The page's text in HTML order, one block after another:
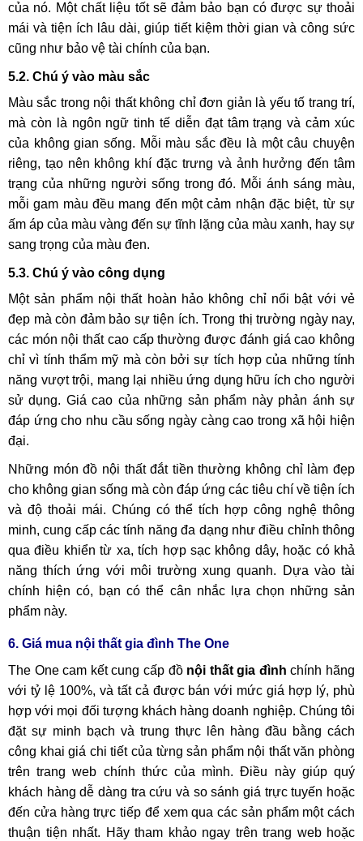
của nó. Một chất liệu tốt sẽ đảm bảo bạn có được sự thoải
mái và tiện ích lâu dài, giúp tiết kiệm thời gian và công sức
cũng như bảo vệ tài chính của bạn.
5.2. Chú ý vào màu sắc
Màu sắc trong nội thất không chỉ đơn giản là yếu tố trang trí,
mà còn là ngôn ngữ tinh tế diễn đạt tâm trạng và cảm xúc
của không gian sống. Mỗi màu sắc đều là một câu chuyện
riêng, tạo nên không khí đặc trưng và ảnh hưởng đến tâm
trạng của những người sống trong đó. Mỗi ánh sáng màu,
mỗi gam màu đều mang đến một cảm nhận đặc biệt, từ sự
ấm áp của màu vàng đến sự tĩnh lặng của màu xanh, hay sự
sang trọng của màu đen.
5.3. Chú ý vào công dụng
Một sản phẩm nội thất hoàn hảo không chỉ nổi bật với vẻ
đẹp mà còn đảm bảo sự tiện ích. Trong thị trường ngày nay,
các món nội thất cao cấp thường được đánh giá cao không
chỉ vì tính thẩm mỹ mà còn bởi sự tích hợp của những tính
năng vượt trội, mang lại nhiều ứng dụng hữu ích cho người
sử dụng. Giá cao của những sản phẩm này phản ánh sự
đáp ứng cho nhu cầu sống ngày càng cao trong xã hội hiện
đại.
Những món đồ nội thất đắt tiền thường không chỉ làm đẹp
cho không gian sống mà còn đáp ứng các tiêu chí về tiện ích
và độ thoải mái. Chúng có thể tích hợp công nghệ thông
minh, cung cấp các tính năng đa dạng như điều chỉnh thông
qua điều khiển từ xa, tích hợp sạc không dây, hoặc có khả
năng thích ứng với môi trường xung quanh. Dựa vào tài
chính hiện có, bạn có thể cân nhắc lựa chọn những sản
phẩm này.
6. Giá mua nội thất gia đình The One
The One cam kết cung cấp đồ nội thất gia đình chính hãng
với tỷ lệ 100%, và tất cả được bán với mức giá hợp lý, phù
hợp với mọi đối tượng khách hàng doanh nghiệp. Chúng tôi
đặt sự minh bạch và trung thực lên hàng đầu bằng cách
công khai giá chi tiết của từng sản phẩm nội thất văn phòng
trên trang web chính thức của mình. Điều này giúp quý
khách hàng dễ dàng tra cứu và so sánh giá trực tuyến hoặc
đến cửa hàng trực tiếp để xem qua các sản phẩm một cách
thuận tiện nhất. Hãy tham khảo ngay trên trang web hoặc